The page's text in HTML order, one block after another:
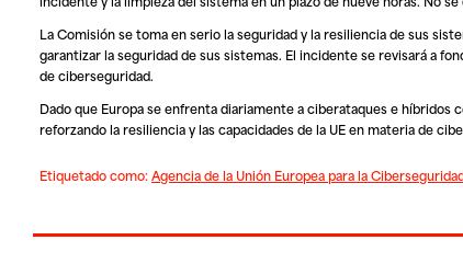
La Comisión se toma en serio la seguridad y la resiliencia de sus
garantizar la seguridad de sus sistemas. El incidente se revisará a
de ciberseguridad.
Dado que Europa se enfrenta diariamente a ciberataques e
reforzando la resiliencia y las capacidades de la UE en materia de
Etiquetado como:Agencia de la Unión Europea para la